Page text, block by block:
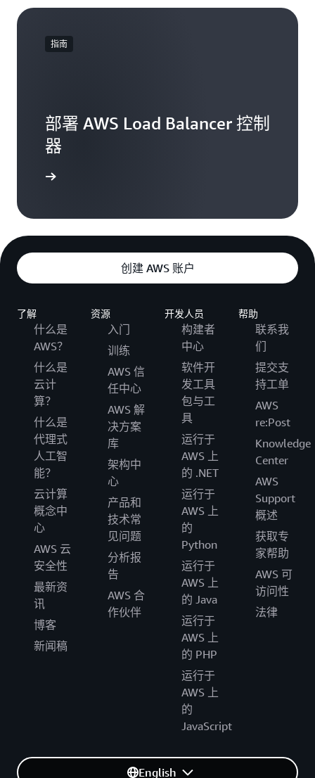
指南
部署 AWS Load Balancer 控制
器
创建 AWS 账户
了解
什么是
AWS？
什么是
云计
算？
什么是
代理式
人工智
能？
云计算
概念中
心
AWS 云
安全性
最新资
讯
博客
新闻稿
资源
入门
训练
AWS 信
任中心
AWS 解
决方案
库
架构中
心
产品和
技术常
见问题
分析报
告
AWS 合
作伙伴
开发人员
构建者
中心
软件开
发工具
包与工
具
运行于
AWS 上
的 .NET
运行于
AWS 上
的
Python
运行于
AWS 上
的 Java
运行于
AWS 上
的 PHP
运行于
AWS 上
的
JavaScript
帮助
联系我
们
提交支
持工单
AWS
re:Post
Knowledge
Center
AWS
Support
概述
获取专
家帮助
AWS 可
访问性
法律
English